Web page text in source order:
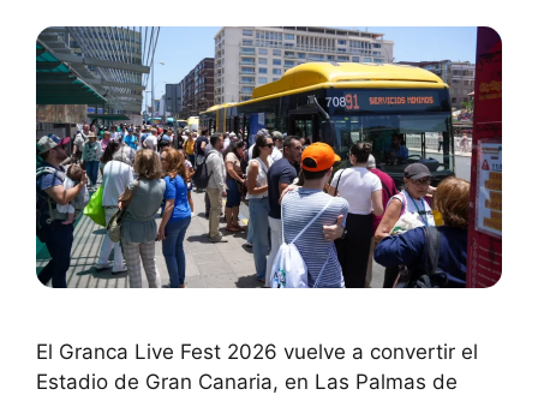
El Granca Live Fest 2026 vuelve a convertir el
Estadio de Gran Canaria, en Las Palmas de